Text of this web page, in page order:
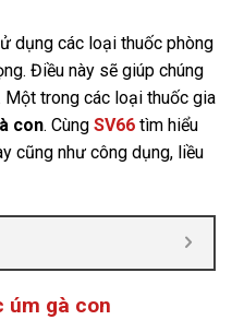
dụng các loại thuốc phòng
Điều này sẽ giúp chúng
Một trong các loại thuốc gia
con. Cùng SV66 tìm hiểu
cũng như công dụng, liều
úm gà con